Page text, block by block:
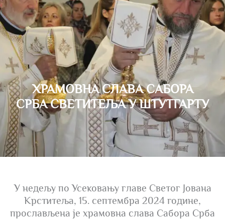
ХРАМОВНА СЛАВА САБОРА
СРБА СВЕТИТЕЉА У ШТУТГАРТУ
У недељу по Усековању главе Светог Јована
Крститеља, 15. септембра 2024 године,
прослављена је храмовна слава Сабора Срба